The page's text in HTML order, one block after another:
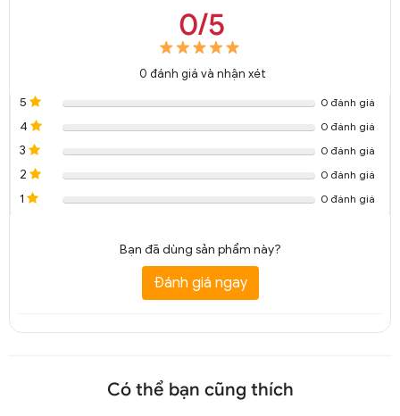
0/5
0 đánh giá và nhận xét
5
0 đánh giá
4 0 đánh giá
3 0 đánh giá
2 0 đánh giá
1 0 đánh giá
Bạn đã dùng sản phẩm này?
Đánh giá ngay
Có thể bạn cũng thích